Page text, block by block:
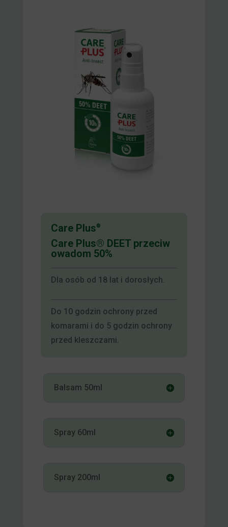
Care Plus®
Care Plus® DEET przeciw
owadom 50%
Dla osób od 18 lat i dorosłych.
Do 10 godzin ochrony przed
komarami i do 5 godzin ochrony
przed kleszczami.
Balsam 50ml
Spray 60ml
Spray 200ml